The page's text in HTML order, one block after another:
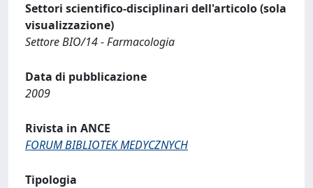
Settori scientifico-disciplinari dell'articolo (sola
visualizzazione)
Settore BIO/14 - Farmacologia
Data di pubblicazione
2009
Rivista in ANCE
FORUM BIBLIOTEK MEDYCZNYCH
Tipologia